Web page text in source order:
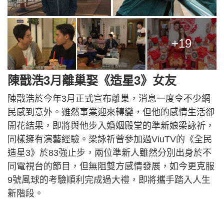
+19
陳戩浩3月離巢娶《造星3》女友
陳戩浩於今年3月正式宣布離巢，消息一度令不少網
民感到意外。雖然事業迎來轉變，但他的感情生活卻
開花結果，即將與他步入婚姻殿堂的準新娘梁詠祈，
同樣擁有演藝經驗。梁詠祈曾參加過ViuTV的《全民
造星3》於83強止步，兩位準新人雖然分別出身於不
同電視台的節目，但無阻雙方感情發展，如今更克服
9號風球的考驗順利完成過大禮，即將攜手踏入人生
新階段。